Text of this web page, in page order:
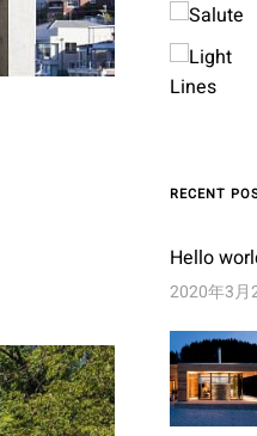
RECENT
Hello
2020年3月